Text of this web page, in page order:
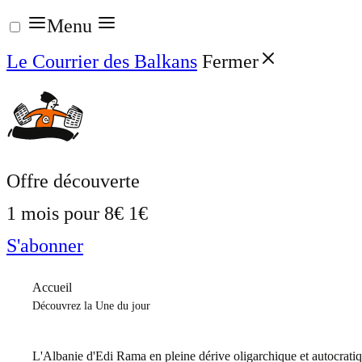
Aller
au
contenu
Menu
Le Courrier des Balkans Fermer
Offre découverte
1 mois pour 8€ 1€
S'abonner
Accueil
Découvrez la Une du jour
L'Albanie d'Edi Rama en pleine dérive oligarchique et